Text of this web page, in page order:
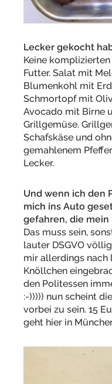
Lecker gekocht
Keine
Futter. Salat mit
Blumenkohl mit
Schmortopf mit
Avocado mit Birne
Grillgemüse.
Schafskäse und
gemahlenem
Lecker.
Und wenn ich den
mich ins Auto
gefahren, die mein
Das muss sein,
lauter DSGVO
mir allerdings nach
Knöllchen
den Politessen
:-))))) nun scheint
vorbei zu sein. 15
geht hier in